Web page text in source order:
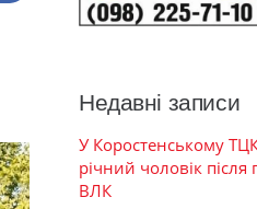
Недавні записи
У Коростенському
річний чоловік
ВЛК